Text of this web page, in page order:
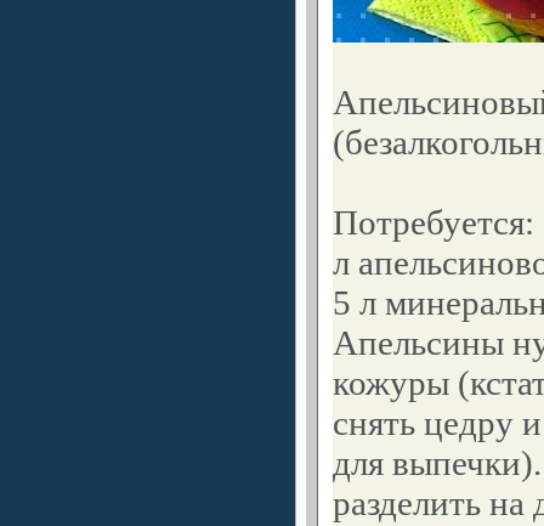
л
5 л
Апельсины
кожуры
снять цедру
для
разделить